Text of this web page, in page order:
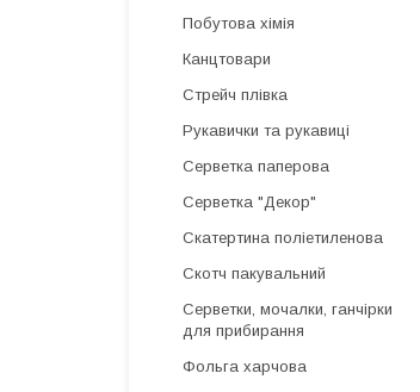
Побутова хімія
Канцтовари
Стрейч плівка
Рукавички та рукавиці
Серветка паперова
Серветка "Декор"
Скатертина поліетиленова
Скотч пакувальний
Серветки, мочалки, ганчірки
для прибирання
Фольга харчова